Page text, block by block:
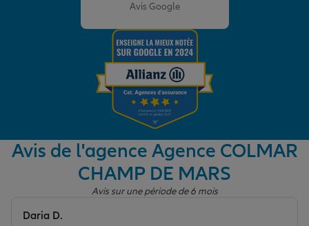
Préparer l’avenir
Garantie des accidents de la vie
Protection juridique
Avis Google
Avis de l'agence Agence COLMAR
CHAMP DE MARS
Avis sur une période de 6 mois
Daria D.